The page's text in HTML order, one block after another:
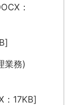
：
業務)
：17KB]